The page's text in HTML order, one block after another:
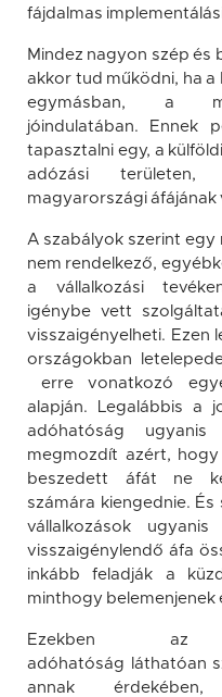
fájdalmas
Mindez nagyon szép és
akkor tud működni, ha
egymásban, a
jóindulatában. Ennek
tapasztalni egy, a
adózási területen,
magyarországi
A szabályok szerint egy
nem rendelkező,
a vállalkozási
igénybe vett
visszaigényelheti. Ezen
országokban
erre vonatkozó
alapján. Legalábbis a
adóhatóság
megmozdít azért,
beszedett áfát ne
számára kiengednie.
vállalkozások
visszaigénylendő áfa
inkább feladják a
minthogy
Ezekben az
adóhatóság láthatóan
annak